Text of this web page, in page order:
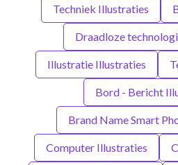
Techniek Illustraties
Draadloze
Illustratie Illustraties
Bord - Bericht
Brand Name Smart
Computer Illustraties